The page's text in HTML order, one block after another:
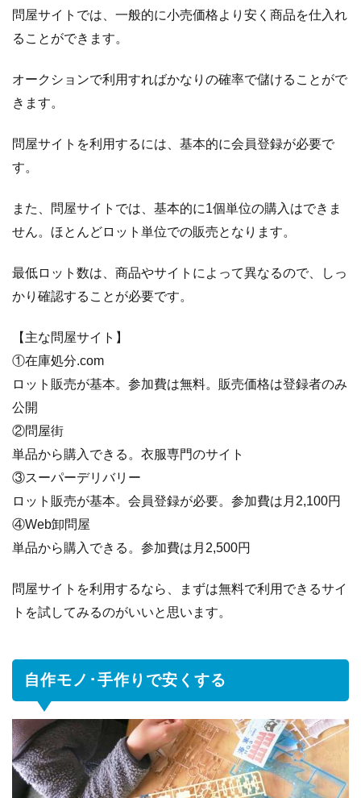
る
3.3 支払
発送
ル度
アッ
3.4.1
写
撮
の
ポ
発
送･
ア
タ
ー
4.1 落札
者を
安心
問屋サイトでは、一般的に小売価格より安く商品を仕入れ
ることができます。
オークションで利用すればかなりの確率で儲けることがで
きます。
問屋サイトを利用するには、基本的に会員登録が必要で
す。
また、問屋サイトでは、基本的に1個単位の購入はできま
せん。ほとんどロット単位での販売となります。
最低ロット数は、商品やサイトによって異なるので、しっ
かり確認することが必要です。
【主な問屋サイト】
①在庫処分.com
ロット販売が基本。参加費は無料。販売価格は登録者のみ
公開
②問屋街
単品から購入できる。衣服専門のサイト
③スーパーデリバリー
ロット販売が基本。会員登録が必要。参加費は月2,100円
④Web卸問屋
単品から購入できる。参加費は月2,500円
問屋サイトを利用するなら、まずは無料で利用できるサイ
トを試してみるのがいいと思います。
自作モノ･手作りで安くする